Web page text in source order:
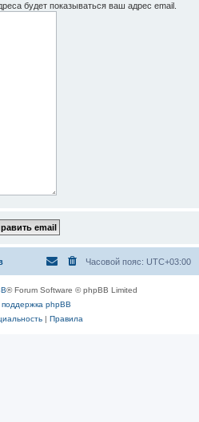
будет показываться ваш адрес email.
Часовой пояс: UTC+03:00
® Forum Software © phpBB Limited
поддержка phpBB
| Правила